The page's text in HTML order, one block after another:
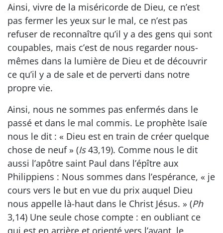
Ainsi, vivre de la miséricorde de Dieu, ce n’est
pas fermer les yeux sur le mal, ce n’est pas
refuser de reconnaître qu’il y a des gens qui sont
coupables, mais c’est de nous regarder nous-
mêmes dans la lumière de Dieu et de découvrir
ce qu’il y a de sale et de perverti dans notre
propre vie.
Ainsi, nous ne sommes pas enfermés dans le
passé et dans le mal commis. Le prophète Isaïe
nous le dit : « Dieu est en train de créer quelque
chose de neuf » (Is43,19). Comme nous le dit
aussi l’apôtre saint Paul dans l’épître aux
Philippiens : Nous sommes dans l’espérance, « je
cours vers le but en vue du prix auquel Dieu
nous appelle là-haut dans le Christ Jésus. » (Ph
3,14) Une seule chose compte : en oubliant ce
qui est en arrière et orienté vers l’avant, le